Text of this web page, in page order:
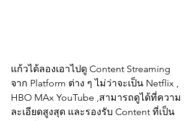
แก้วได้ลองเอาไปดู Content Streaming
จาก Platform ต่าง ๆ ไม่ว่าจะเป็น Netflix ,
HBO MAx YouTube ,สามารถดูได้ที่ความ
ละเอียดสูงสุด และรองรับ Content ที่เป็น